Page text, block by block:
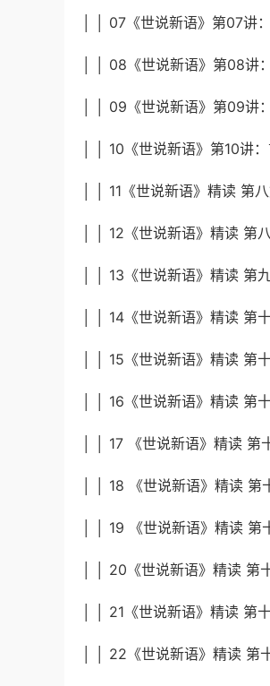
│ │ 07《世说新语》第07讲
│ │ 08《世说新语》第08讲
│ │ 09《世说新语》第09讲
│ │ 10《世说新语》第10讲
│ │ 11《世说新语》精读 第
│ │ 12《世说新语》精读 第
│ │ 13《世说新语》精读 第
│ │ 14《世说新语》精读 第
│ │ 15《世说新语》精读 第
│ │ 16《世说新语》精读 第
│ │ 17 《世说新语》精读
│ │ 18 《世说新语》精读
│ │ 19 《世说新语》精读
│ │ 20《世说新语》精读 第
│ │ 21《世说新语》精读 第
│ │ 22《世说新语》精读 第